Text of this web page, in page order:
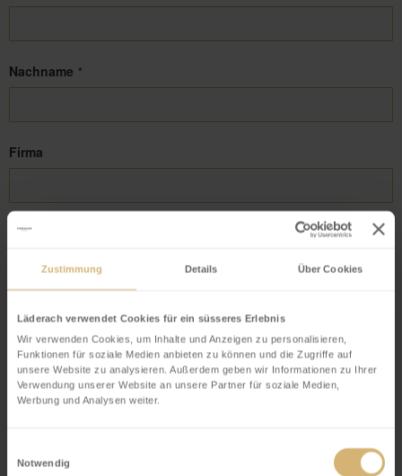
Zustimmung Details Über Cookies
Läderach verwendet Cookies für ein süsseres Erlebnis
Wir verwenden Cookies, um Inhalte und Anzeigen zu personalisieren,
Funktionen für soziale Medien anbieten zu können und die Zugriffe auf
unsere Website zu analysieren. Außerdem geben wir Informationen zu Ihrer
Verwendung unserer Website an unsere Partner für soziale Medien,
Werbung und Analysen weiter.
Notwendig
Nachname *
Firma
E-Mail
Telefon *
Strasse